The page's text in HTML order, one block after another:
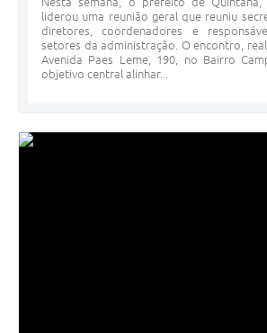
liderou uma reunião geral que reuniu
diretores, coordenadores e
setores da administração. O encontro,
Avenida Paes Leme, 190, no Bairro
objetivo central alinhar...